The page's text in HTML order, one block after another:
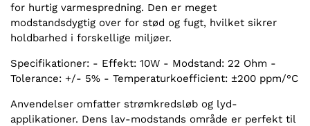
for hurtig varmespredning. Den er meget
modstandsdygtig over for stød og fugt, hvilket sikrer
holdbarhed i forskellige miljøer.
Specifikationer: - Effekt: 10W - Modstand: 22 Ohm -
Tolerance: +/- 5% - Temperaturkoefficient: ±200 ppm/°C
Anvendelser omfatter strømkredsløb og lyd-
applikationer. Dens lav-modstands område er perfekt til